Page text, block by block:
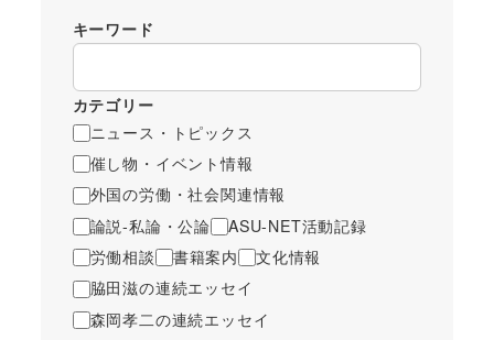
キーワード
カテゴリー
ニュース・トピックス
催し物・イベント情報
外国の労働・社会関連情報
論説-私論・公論
ASU-NET活動記録
労働相談
書籍案内
文化情報
脇田滋の連続エッセイ
森岡孝二の連続エッセイ